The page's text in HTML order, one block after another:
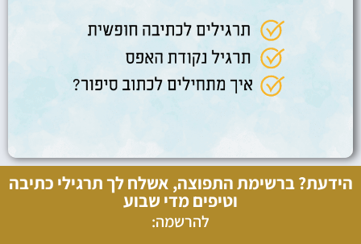
הידעת? ברשימת התפוצה, אשלח לך תרגילי כתיבה
וטיפים מדי שבוע
להרשמה: